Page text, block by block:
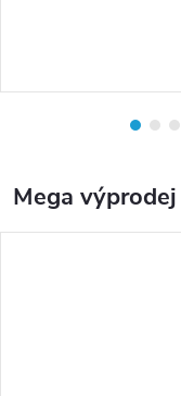
Mega výprodej